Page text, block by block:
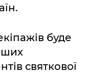
буде
святкової